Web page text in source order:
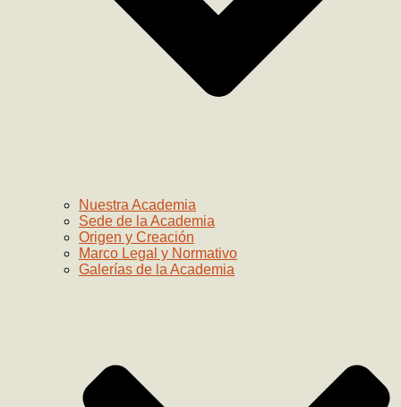
Nuestra Academia
Sede de la Academia
Origen y Creación
Marco Legal y Normativo
Galerías de la Academia